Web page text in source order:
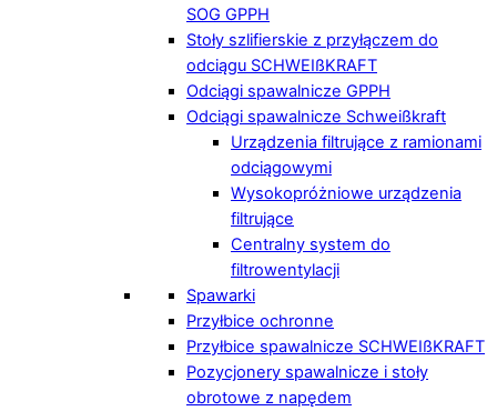
SOG GPPH
Stoły szlifierskie z przyłączem do
odciągu SCHWEIßKRAFT
Odciągi spawalnicze GPPH
Odciągi spawalnicze Schweißkraft
Urządzenia filtrujące z ramionami
odciągowymi
Wysokopróżniowe urządzenia
filtrujące
Centralny system do
filtrowentylacji
Spawarki
Przyłbice ochronne
Przyłbice spawalnicze SCHWEIßKRAFT
Pozycjonery spawalnicze i stoły
obrotowe z napędem